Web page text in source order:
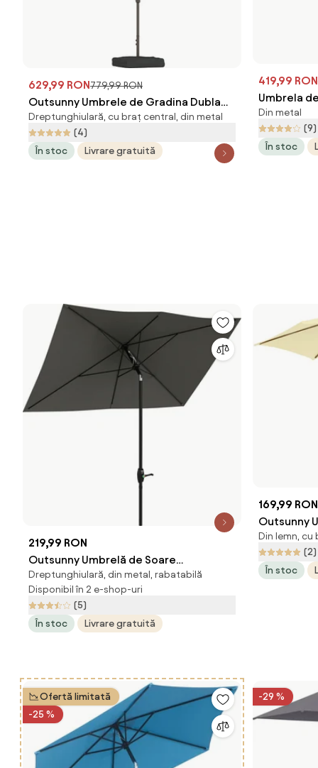
629,99 RON 779,99 RON
Outsunny Umbrele de Gradina Dubla
460x270cm cu Manivela si Baza
Transversala | Aosom Romania
Dreptunghiulară, cu braț central, din metal
(4)
În stoc
Livrare gratuită
419,99 RON
Umbrela
Outsunny,
Bej,
Din metal
(9)
În stoc
219,99 RON
Outsunny Umbrelă de Soare
Dreptunghiulară, Umbrelă pentru
terasă cu înclinare și deschidere cu
manivelă, 300x200x248 cm, Gri |
Aosom Romania
Dreptunghiulară, din metal, rabatabilă
Disponibil în 2 e-shop-uri
(5)
În stoc
Livrare gratuită
169,99 RON
Outsunny
Grădină cu
Elegant,
Aosom
Din lemn,
(2)
În stoc
Ofertă limitată
-25 %
-29 %